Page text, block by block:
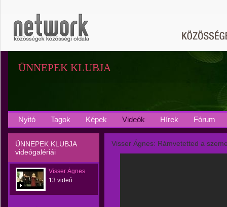
ÜNNEPEK KLUBJA
Nyitó Tagok Képek Videók Hírek Fórum
ÜNNEPEK KLUBJA
videógalériái
Visser Ágnes
13 videó
Visser Ágnes: Rámvetetted a